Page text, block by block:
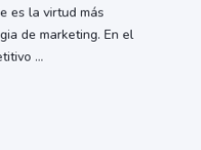
es la virtud más
de marketing. En el
...